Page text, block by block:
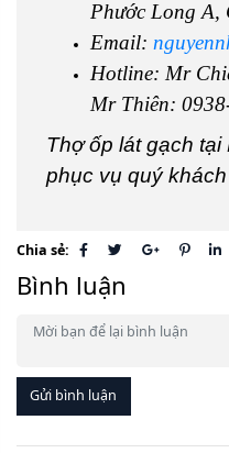
Phước Long A,
Email:
Hotline: Mr
Mr Thiên:
Thợ ốp lát gạch
phục vụ quý
Chia sẻ:
Bình luận
Gửi bình luận